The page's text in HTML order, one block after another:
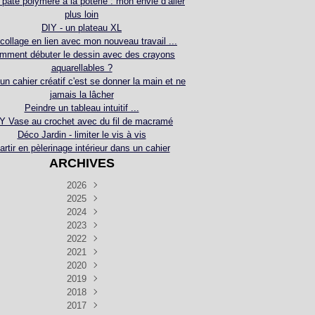
plus loin
DIY - un plateau XL
en lien avec mon nouveau travail ...
débuter le dessin avec des crayons
aquarellables ?
cahier créatif c'est se donner la main et ne
jamais la lâcher
Peindre un tableau intuitif ...
Vase au crochet avec du fil de macramé
Déco Jardin - limiter le vis à vis
en pèlerinage intérieur dans un cahier
ARCHIVES
2026
Juillet(5)
Juin
(4)
Mai
(3)
Avril
(3)
Mars
(3)
Janvier(1)
2025
Décembre
Novembre
Octobre
Septembre
Août
(1)
Juillet(2)
Juin
(1)
Mai
(1)
2024
Décembre
Novembre
Octobre
Septembre
Août
(2)
Juillet(4)
Juin
(4)
2023
Décembre
Novembre
Octobre
Septembre
Août
(2)
Juillet(1)
2022
Décembre
Novembre
Octobre
Septembre
Août
(4)
2021
Décembre
Novembre
Septembre
Août
(2)
2020
Décembre
Novembre
Octobre
2019
Décembre
Novembre
2018
Décembre
2017